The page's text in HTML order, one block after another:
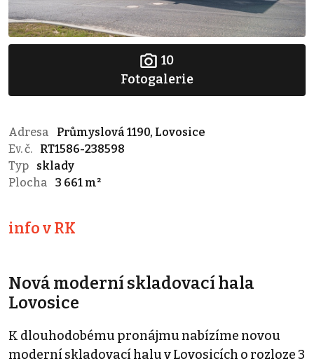
10
Fotogalerie
Adresa
Průmyslová 1190, Lovosice
Ev. č.
RT1586-238598
Typ
sklady
Plocha
3 661 m²
info v RK
Nová moderní skladovací hala
Lovosice
K dlouhodobému pronájmu nabízíme novou
moderní skladovací halu v Lovosicích o rozloze 3